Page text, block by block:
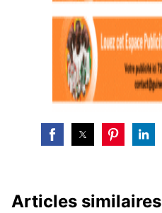
Articles similaires